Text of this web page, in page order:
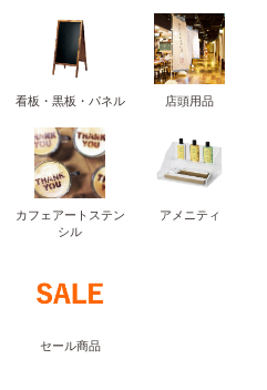
看板・黒板・パネル 店頭用品
カフェアートステン
シル
アメニティ
セール商品